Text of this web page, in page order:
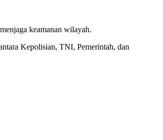
keamanan wilayah.
Kepolisian, TNI, Pemerintah, dan